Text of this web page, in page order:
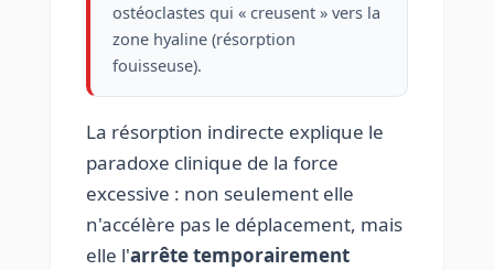
ostéoclastes qui « creusent » vers la
zone hyaline (résorption
fouisseuse).
La résorption indirecte explique le
paradoxe clinique de la force
excessive : non seulement elle
n'accélère pas le déplacement, mais
elle l'arrête temporairement